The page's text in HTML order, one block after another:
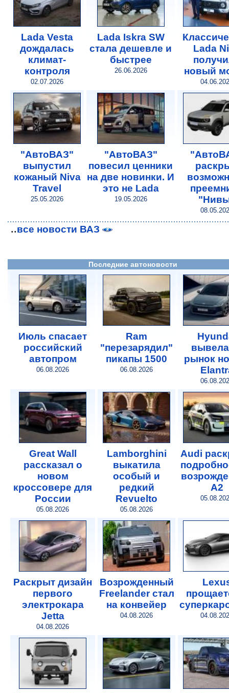
Lada Vesta
дождалась
климат-
контроля
02.07.2026
Lada Iskra SW
стала дешевле и
быстрее
26.06.2026
Lada
новый
"АвтоВАЗ"
выпустил
кожаный Niva
Travel
25.05.2026
"АвтоВАЗ"
повесил ценники
на две новинки. И
это не Lada
19.05.2026
..все новости ВАЗ
Последние автоновости
Июль спасает
российский
автопром
06.08.2026
Ram
"перезарядил"
пикапы 1500
06.08.2026
рынок
Great Wall
рассказал о
новом
кроссовере для
России
05.08.2026
Lamborghini
выкатила
особый и
редкий
Revuelto
05.08.2026
Audi
A2
Раскрыт дизайн
первого
электрокара
Jetta
04.08.2026
Возрожденный
Freelander стал
на конвейер
04.08.2026